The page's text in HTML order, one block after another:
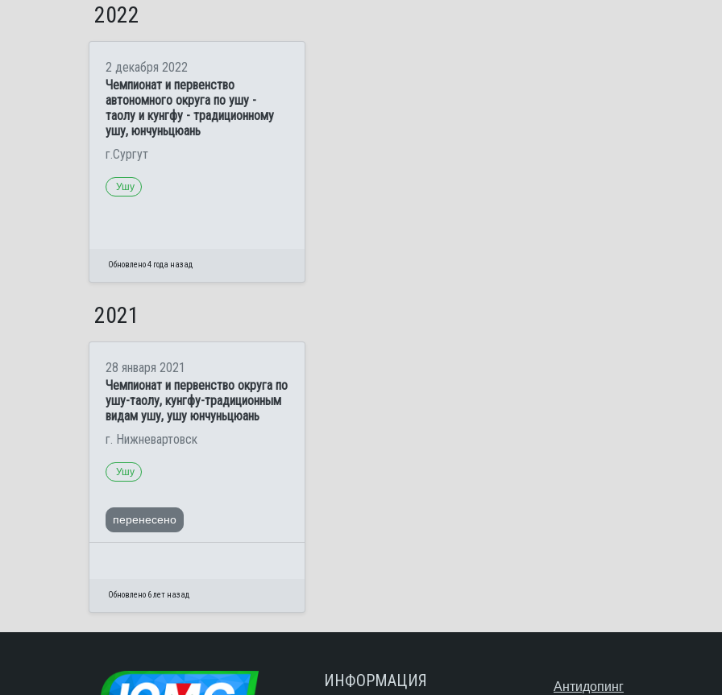
2022
2 декабря 2022
Чемпионат и первенство
автономного округа по ушу -
таолу и кунгфу - традиционному
ушу, юнчуньцюань
г.Сургут
Ушу
Обновлено 4 года назад
2021
28 января 2021
Чемпионат и первенство округа по
ушу-таолу, кунгфу-традиционным
видам ушу, ушу юнчуньцюань
г. Нижневартовск
Ушу
перенесено
Обновлено 6 лет назад
ИНФОРМАЦИЯ Антидопинг